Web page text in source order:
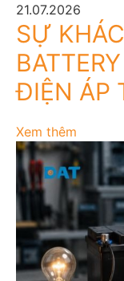
21.07.2026
SỰ
ĐIỆN ÁP
Xem thêm